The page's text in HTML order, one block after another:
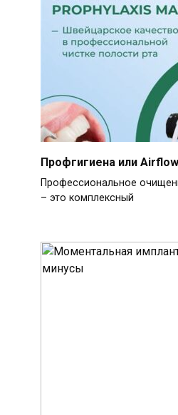
Профгигиена или
Профессиональное
– это комплексный